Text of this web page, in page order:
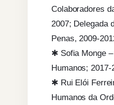
Colaboradores
2007; Delegada
Penas, 2009-
✱ Sofia Monge
Humanos; 2017-
✱ Rui Elói
Humanos da